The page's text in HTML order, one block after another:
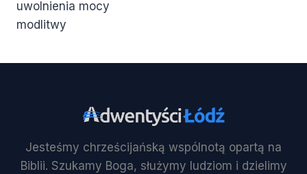
uwolnienia mocy
modlitwy
Jesteśmy chrześcijańską wspólnotą opartą na
Biblii. Szukamy Boga, służymy ludziom i dzielimy